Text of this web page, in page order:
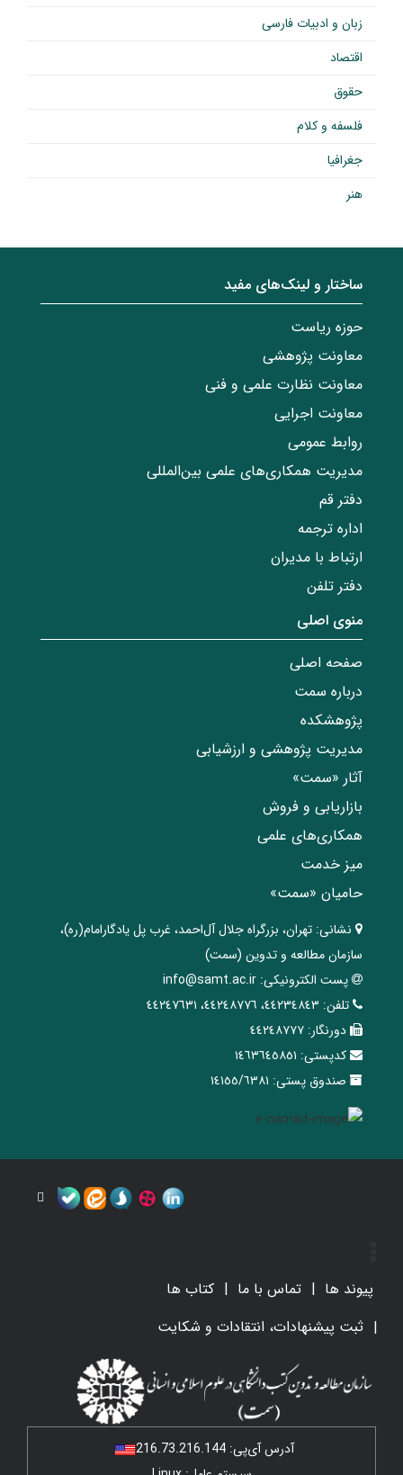
زبان و ادبیات فارسی
اقتصاد
حقوق
فلسفه و کلام
جغرافیا
هنر
ساختار‌‌ و‌‌ لینک‌های مفید
حوزه ریاست
معاونت پژوهشی
معاونت نظارت علمی و فنی
معاونت اجرایی
روابط عمومی
مدیریت همکاری‌های علمی بین‌المللی
دفتر قم
اداره ترجمه
ارتباط با مدیران
دفتر تلفن
منوی اصلی
صفحه اصلی
درباره سمت
پژوهشکده
مدیریت پژوهشی و ارزشیابی
آثار «سمت»
بازاریابی و فروش
همکاری‌های علمی
میز خدمت
حامیان «سمت»
نشانی: تهران، ‌بزرگراه ‌جلال آل‌احمد، غرب پل يادگار‌امام(ره)‌،
سازمان مطالعه و تدوین‌ (سمت)
پست الکترونیکی: info@samt.ac.ir
تلفن: ٤٤٢٣٤٨٤٣، ٤٤٢٤٨٧٧٦، ٤٤٢٤٧٦٣١
دورنگار: ٤٤٢٤٨٧٧٧
کدپستی: ١٤٦٣٦٤٥٨٥١
صندوق پستی: ١٤١٥٥/٦٣٨١
پیوند ها تماس با ما
کتاب ها
ثبت پیشنهادات، انتقادات و شکایت
آدرس آی‌پی: 216.73.216.144